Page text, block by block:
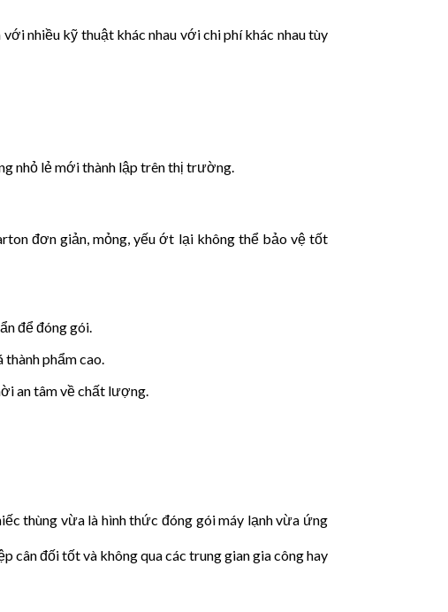
nhiều kỹ thuật khác nhau với chi phí khác nhau tùy
nhỏ lẻ mới thành lập trên thị trường.
đơn giản, mỏng, yếu ớt lại không thể bảo vệ tốt
để đóng gói.
phẩm cao.
an tâm về chất lượng.
thùng vừa là hình thức đóng gói máy lạnh vừa ứng
cân đối tốt và không qua các trung gian gia công hay